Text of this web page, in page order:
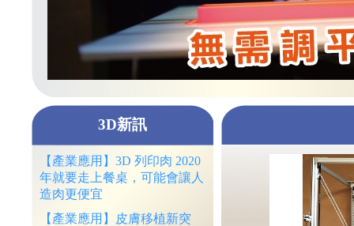
3D新訊
【產業應用】3D 列印肉 2020
年就要走上餐桌，可能會讓人
造肉更便宜
【產業應用】皮膚移植新突